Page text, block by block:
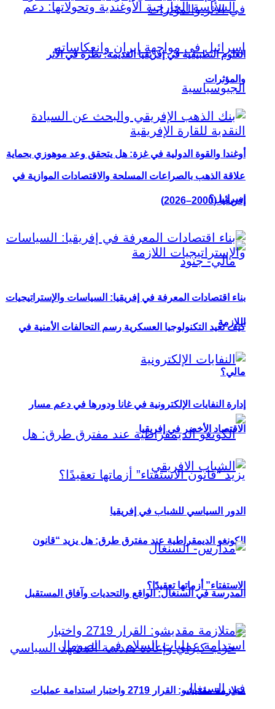
أوغندا والقوة الدولية في غزة: هل يتحقق وعد موهوزي بحماية
إسرائيل؟
كيف تعيد التكنولوجيا العسكرية رسم التحالفات الأمنية في
مالي؟
الكونغو الديمقراطية عند مفترق طرق: هل يزيد “قانون
الاستفتاء” أزماتها تعقيدًا؟
العلوم التطبيقية في إفريقيا القديمة: نظرة في الأثر
والمؤثرات
علاقة الذهب بالصراعات المسلحة والاقتصادات الموازية في
إفريقيا (2000–2026)
بناء اقتصادات المعرفة في إفريقيا: السياسات والإستراتيجيات
اللازمة
إدارة النفايات الإلكترونية في غانا ودورها في دعم مسار
الاقتصاد الأخضر في إفريقيا
الدور السياسي للشباب في إفريقيا
المدرسة في السنغال: الواقع والتحديات وآفاق المستقبل
متلازمة مقديشو: القرار 2719 واختبار استدامة عمليات